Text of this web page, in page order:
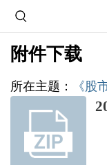
附件下载
所在主题 ： 《股